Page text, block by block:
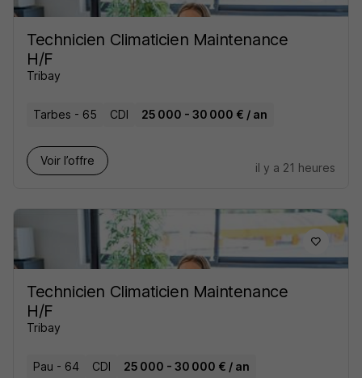
Technicien Climaticien Maintenance
H/F
Tribay
Tarbes - 65 CDI 25 000 - 30 000 € / an
Voir l’offre
il y a 21 heures
Technicien Climaticien Maintenance
H/F
Tribay
Pau - 64 CDI 25 000 - 30 000 € / an